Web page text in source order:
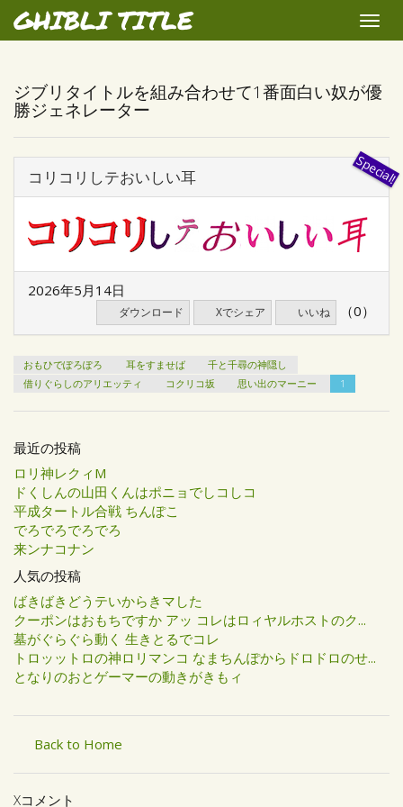
GHIBLI TITLE
Toggle
ジブリタイトルを組み合わせて1番面白い奴が優
勝ジェネレーター
コリコリしテおいしい耳
2026年5月14日
ダウンロード Xでシェア いいね （0）
おもひでぽろぽろ 耳をすませば
千と千尋の神隠し
借りぐらしのアリエッティ
コクリコ坂 思い出のマーニー 1
最近の投稿
ロリ神レクィM
ドくしんの山田くんはポニョでしコしコ
平成タートル合戦 ちんぽこ
でろでろでろでろ
来ンナコナン
人気の投稿
ばきばきどうテいからきマした
クーポンはおもちですか アッ コレはロィヤルホストのク...
墓がぐらぐら動く 生きとるでコレ
トロッットロの神ロリマンコ なまちんぽからドロドロのせ...
となりのおとゲーマーの動きがきもィ
Back to Home
Xコメント